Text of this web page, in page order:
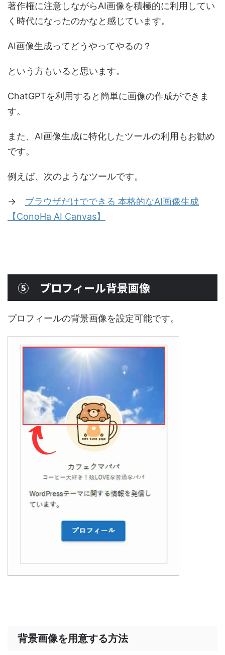
著作権に注意しながらAI画像を積極的に利用してい
く時代になったのかなと感じています。
AI画像生成ってどうやってやるの？
という方もいると思います。
ChatGPTを利用すると簡単に画像の作成ができま
す。
また、AI画像生成に特化したツールの利用もお勧め
です。
例えば、次のようなツールです。
→ ブラウザだけでできる 本格的なAI画像生成
【ConoHa AI Canvas】
⑤ プロフィール背景画像
プロフィールの背景画像を設定可能です。
背景画像を用意する方法